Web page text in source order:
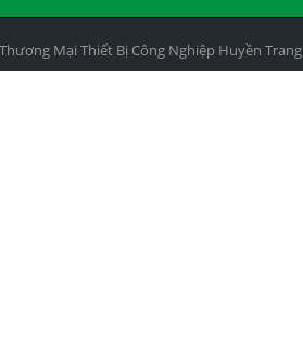
Mại Thiết Bị Công Nghiệp Huyền Trang